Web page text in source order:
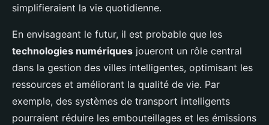
simplifieraient la vie quotidienne.
En envisageant le futur, il est probable que les
technologies numériques joueront un rôle central
dans la gestion des villes intelligentes, optimisant les
ressources et améliorant la qualité de vie. Par
exemple, des systèmes de transport intelligents
pourraient réduire les embouteillages et les émissions